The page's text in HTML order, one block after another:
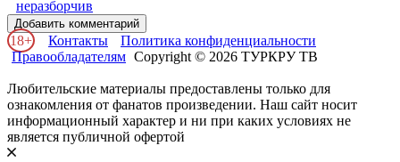
Добавить комментарий
18+ Контакты
Политика конфиденциальности
Правообладателям Copyright © 2026 ТУРКРУ ТВ
Любительские материалы предоставлены только для
ознакомления от фанатов произведении. Наш сайт носит
информационный характер и ни при каких условиях не
является публичной офертой